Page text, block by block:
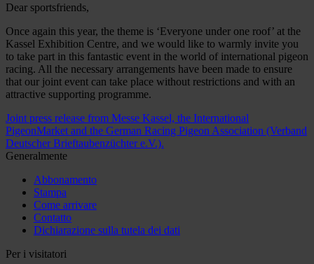
Dear sportsfriends,
Once again this year, the theme is ‘Everyone under one roof’ at the
Kassel Exhibition Centre, and we would like to warmly invite you
to take part in this fantastic event in the world of international pigeon
racing. All the necessary arrangements have been made to ensure
that our joint event can take place without restrictions and with an
attractive supporting programme.
Joint press release from Messe Kassel, the International
PigeonMarket and the German Racing Pigeon Association (Verband
Deutscher Brieftaubenzüchter e.V.).
Generalmente
Abbonamento
Stampa
Come arrivare
Contatto
Dichiarazione sulla tutela dei dati
Per i visitatori